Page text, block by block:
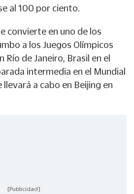
al 100 por ciento.
convierte en uno de los
a los Juegos Olímpicos
Río de Janeiro, Brasil en el
intermedia en el Mundial
a cabo en Beijing en
[Publicidad]